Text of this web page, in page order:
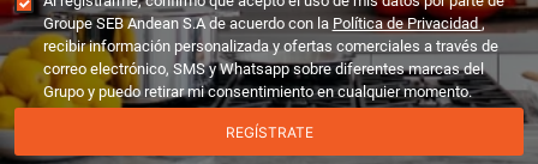
Groupe SEB Andean S.A de acuerdo con la Política de Privacidad,
recibir información personalizada y ofertas comerciales a través de
correo electrónico, SMS y Whatsapp sobre diferentes marcas del
Grupo y puedo retirar mi consentimiento en cualquier momento.
REGÍSTRATE